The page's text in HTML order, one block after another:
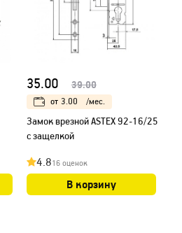
35.00 39.00
от 3.00 /мес.
Замок врезной ASTEX 92-16/25
с защелкой
4.816 оценок
В корзину